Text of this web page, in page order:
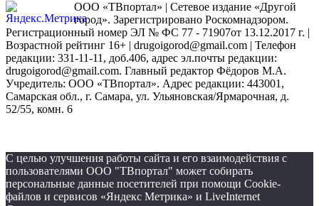
ООО «ТВпортал» | Сетевое издание «Другой
город». Зарегистрировано Роскомнадзором.
Регистрационный номер ЭЛ № ФС 77 - 71907от 13.12.2017 г. |
Возрастной рейтинг 16+ | drugoigorod@gmail.com | Телефон
редакции: 331-11-11, доб.406, адрес эл.почты редакции:
drugoigorod@gmail.com. Главный редактор Фёдоров М.А.
Учредитель: ООО «ТВпортал». Адрес редакции: 443001,
Самарская обл., г. Самара, ул. Ульяновская/Ярмарочная, д.
52/55, комн. 6
С целью улучшения работы сайта и его взаимодействия с
пользователями ООО "ТВпортал" может собирать
персональные данные посетителей при помощи Cookie-
файлов и сервисов «Яндекс Метрика» и LiveInternet